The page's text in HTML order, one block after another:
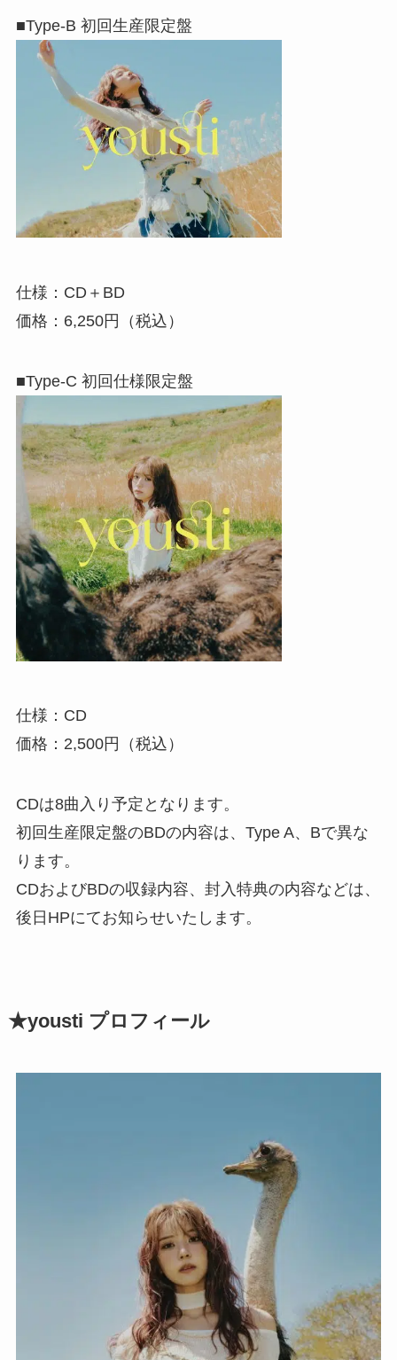
■Type-B 初回生産限定盤
仕様：CD＋BD
価格：6,250円（税込）
■Type-C 初回仕様限定盤
仕様：CD
価格：2,500円（税込）
CDは8曲入り予定となります。
初回生産限定盤のBDの内容は、Type A、Bで異な
ります。
CDおよびBDの収録内容、封入特典の内容などは、
後日HPにてお知らせいたします。
★yousti プロフィール